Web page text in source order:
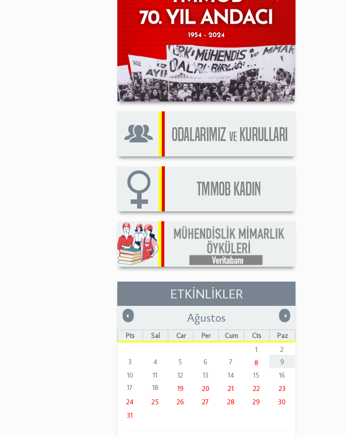
ETKİNLİKLER
« Önceki »Sonraki
Ağustos
Pts Sal Çar Per Cum Cts
Paz
1
2
3
4 5 6 7 8
9
10
11 12 13 14 15
16
17
18 19 20 21 22
23
24
25 26 27 28 29
30
31